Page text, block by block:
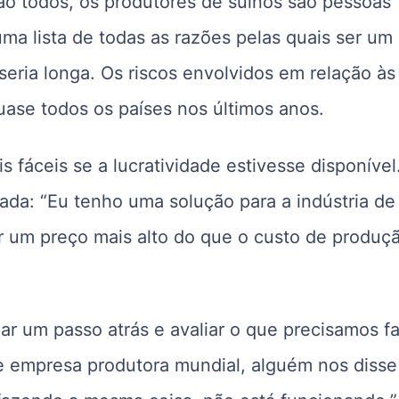
lista de todas as razões pelas quais ser um
longa. Os riscos envolvidos em relação às
todos os países nos últimos anos.
fáceis se a lucratividade estivesse
“Eu tenho uma solução para a indústria de
preço mais alto do que o custo de
um passo atrás e avaliar o que precisamos
produtora mundial, alguém nos